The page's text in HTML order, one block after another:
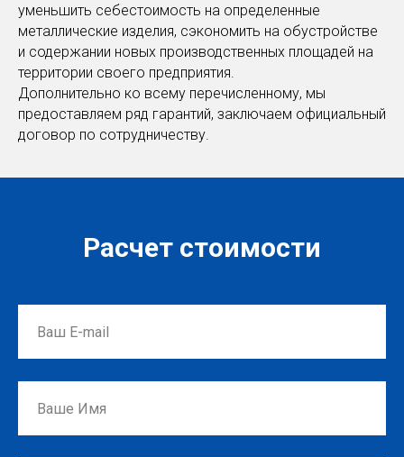
уменьшить себестоимость на определенные
металлические изделия, сэкономить на обустройстве
и содержании новых производственных площадей на
территории своего предприятия.
Дополнительно ко всему перечисленному, мы
предоставляем ряд гарантий, заключаем официальный
договор по сотрудничеству.
Расчет стоимости